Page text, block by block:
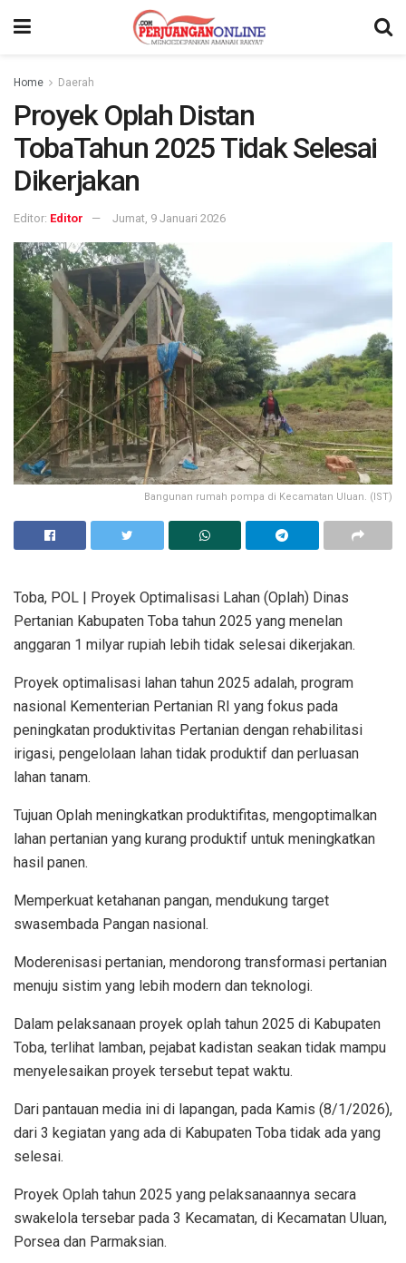
Home Daerah
Proyek Oplah Distan
TobaTahun 2025 Tidak Selesai
Dikerjakan
Editor: Editor Jumat, 9 Januari 2026
Bangunan rumah pompa di Kecamatan Uluan. (IST)
Toba, POL | Proyek Optimalisasi Lahan (Oplah) Dinas
Pertanian Kabupaten Toba tahun 2025 yang menelan
anggaran 1 milyar rupiah lebih tidak selesai dikerjakan.
Proyek optimalisasi lahan tahun 2025 adalah, program
nasional Kementerian Pertanian RI yang fokus pada
peningkatan produktivitas Pertanian dengan rehabilitasi
irigasi, pengelolaan lahan tidak produktif dan perluasan
lahan tanam.
Tujuan Oplah meningkatkan produktifitas, mengoptimalkan
lahan pertanian yang kurang produktif untuk meningkatkan
hasil panen.
Memperkuat ketahanan pangan, mendukung target
swasembada Pangan nasional.
Moderenisasi pertanian, mendorong transformasi pertanian
menuju sistim yang lebih modern dan teknologi.
Dalam pelaksanaan proyek oplah tahun 2025 di Kabupaten
Toba, terlihat lamban, pejabat kadistan seakan tidak mampu
menyelesaikan proyek tersebut tepat waktu.
Dari pantauan media ini di lapangan, pada Kamis (8/1/2026),
dari 3 kegiatan yang ada di Kabupaten Toba tidak ada yang
selesai.
Proyek Oplah tahun 2025 yang pelaksanaannya secara
swakelola tersebar pada 3 Kecamatan, di Kecamatan Uluan,
Porsea dan Parmaksian.